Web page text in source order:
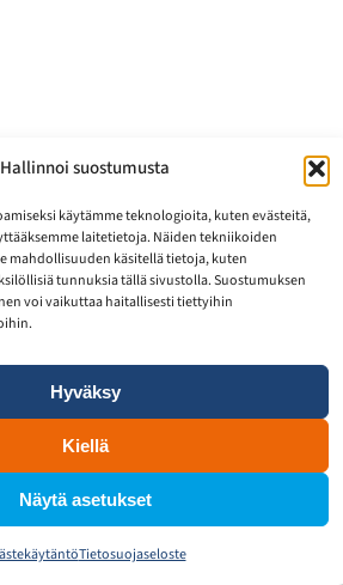
Hallinnoi suostumusta
käytämme teknologioita, kuten evästeitä,
laitetietoja. Näiden tekniikoiden
mahdollisuuden käsitellä tietoja, kuten
tunnuksia tällä sivustolla. Suostumuksen
voi vaikuttaa haitallisesti tiettyihin
Hyväksy
Kiellä
Näytä asetukset
Tietosuojaseloste